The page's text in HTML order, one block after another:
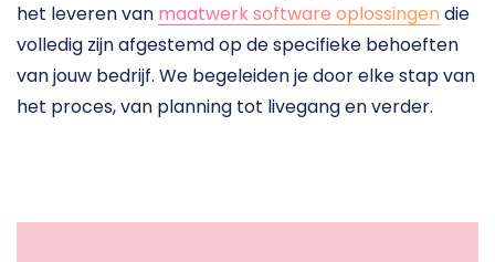
het leveren van maatwerk software oplossingen die
volledig zijn afgestemd op de specifieke behoeften
van jouw bedrijf. We begeleiden je door elke stap van
het proces, van planning tot livegang en verder.